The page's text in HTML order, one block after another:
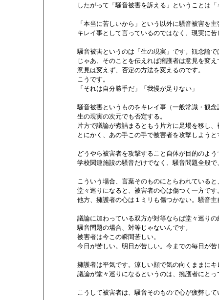
したがって「騒音被害を訴える」ということは「
「本当に苦しいから」という以外に騒音被害を主
キレイ事として言っているのではなく、現実に苦
騒音被害というのは「生の現実」です。観念論で
じゃあ、そのことを伝えれば擁護者は意見を変え
        意見は変えず、否定の方法を変えるのです。
        こうです。
        「それは自分勝手だ」「我慢が足りない」
騒音被害というものをキレイ事（一般常識・観念
        生の現実の次元でも否定する。
片方で議論が煮詰まるともう片方に足場を移し、
とにかく、あの手この手で被害者を攻撃しようと
どうやら被害者を攻撃すること自体が目的のよう
学校関連施設の騒音だけでなく、騒音問題全般で
こういう場合、言葉そのものにとらわれていると
堂々巡りになると、被害者の心は傷つく一方です
他方、擁護者の心は１ミリも傷つかない。騒音主
議論に加わっている双方が対等ならば堂々巡りの
        騒音問題の場合、対等じゃないんです。
        被害者は今この瞬間苦しい。
今日が苦しい。明日が苦しい。今までの毎日が
擁護者は平気です。涼しい顔で気の向くままにキ
議論が堂々巡りになるというのは、擁護者にとっ
こうして被害者は、騒音そのもので心が疲弊し